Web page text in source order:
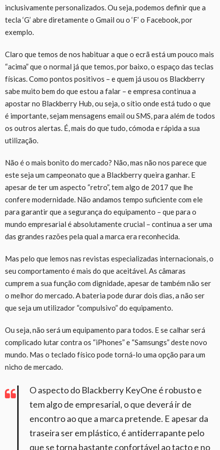
inclusivamente personalizados. Ou seja, podemos definir que a
tecla ‘G’ abre diretamente o Gmail ou o ‘F’ o Facebook, por
exemplo.
Claro que temos de nos habituar a que o ecrã está um pouco mais
“acima” que o normal já que temos, por baixo, o espaço das teclas
físicas. Como pontos positivos – e quem já usou os Blackberry
sabe muito bem do que estou a falar – e empresa continua a
apostar no Blackberry Hub, ou seja, o sítio onde está tudo o que
é importante, sejam mensagens email ou SMS, para além de todos
os outros alertas. É, mais do que tudo, cómoda e rápida a sua
utilização.
Não é o mais bonito do mercado? Não, mas não nos parece que
este seja um campeonato que a Blackberry queira ganhar. E
apesar de ter um aspecto “retro”, tem algo de 2017 que lhe
confere modernidade. Não andamos tempo suficiente com ele
para garantir que a segurança do equipamento – que para o
mundo empresarial é absolutamente crucial – continua a ser uma
das grandes razões pela qual a marca era reconhecida.
Mas pelo que lemos nas revistas especializadas internacionais, o
seu comportamento é mais do que aceitável. As câmaras
cumprem a sua função com dignidade, apesar de também não ser
o melhor do mercado. A bateria pode durar dois dias, a não ser
que seja um utilizador “compulsivo” do equipamento.
Ou seja, não será um equipamento para todos. E se calhar será
complicado lutar contra os “iPhones” e “Samsungs” deste novo
mundo. Mas o teclado físico pode torná-lo uma opção para um
nicho de mercado.
O aspecto do Blackberry KeyOne é robusto e
tem algo de empresarial, o que deverá ir de
encontro ao que a marca pretende. E apesar da
traseira ser em plástico, é antiderrapante pelo
que se torna bastante confortável ao tacto e no